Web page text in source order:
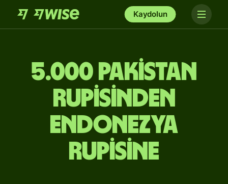
Kaydolun
5.000 Pakistan
rupisinden
Endonezya
rupisine